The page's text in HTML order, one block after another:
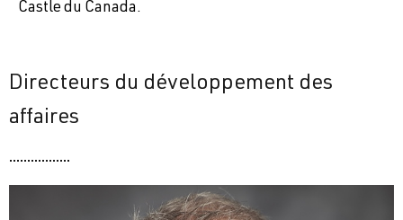
Castle du Canada.
Directeurs du développement des
affaires